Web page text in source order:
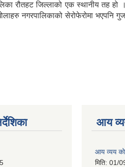
जिल्लाको एक स्थानीय तह हो ।
नगरपालिकाको सेरोफेरोमा भएपनि
आय
आय व्यय को
मिति: 01/